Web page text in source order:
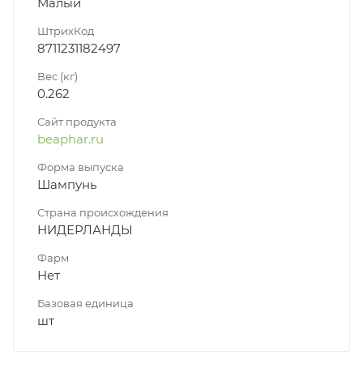
ШтрихКод
8711231182497
Вес (кг)
0.262
Сайт продукта
beaphar.ru
Форма выпуска
Шампунь
Страна происхождения
НИДЕРЛАНДЫ
Фарм
Нет
Базовая единица
шт